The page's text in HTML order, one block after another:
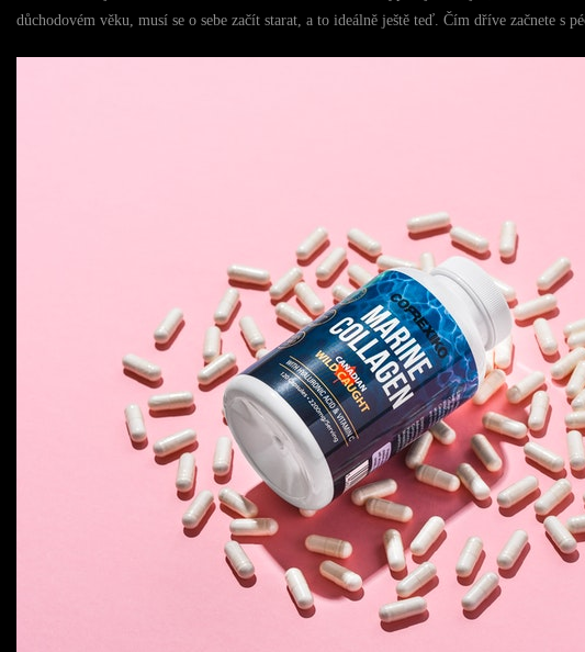
důchodovém věku, musí se o sebe začít starat, a to ideálně ještě teď. Čím dříve začnete s